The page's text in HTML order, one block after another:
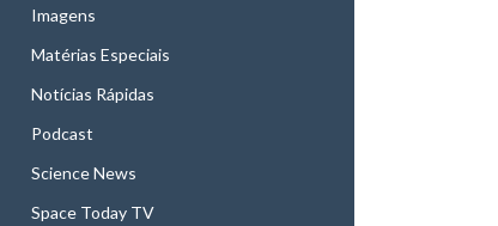
Imagens
Matérias Especiais
Notícias Rápidas
Podcast
Science News
Space Today TV